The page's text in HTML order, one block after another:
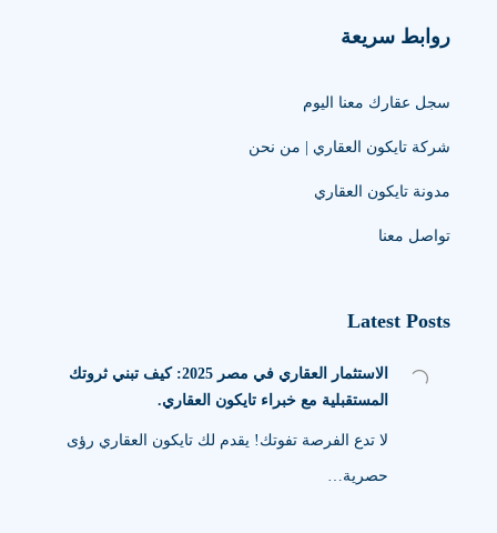
روابط سريعة
سجل عقارك معنا اليوم
شركة تايكون العقاري | من نحن
مدونة تايكون العقاري
تواصل معنا
Latest Posts
الاستثمار العقاري في مصر 2025: كيف تبني ثروتك
المستقبلية مع خبراء تايكون العقاري.
لا تدع الفرصة تفوتك! يقدم لك تايكون العقاري رؤى
حصرية…